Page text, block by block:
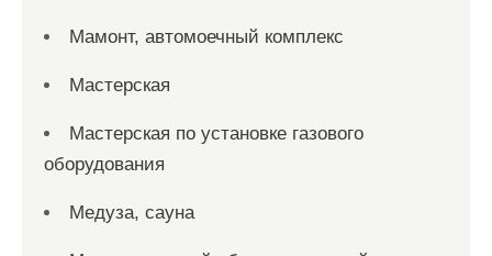
Мамонт, автомоечный комплекс
Мастерская
Мастерская по установке газового
оборудования
Медуза, сауна